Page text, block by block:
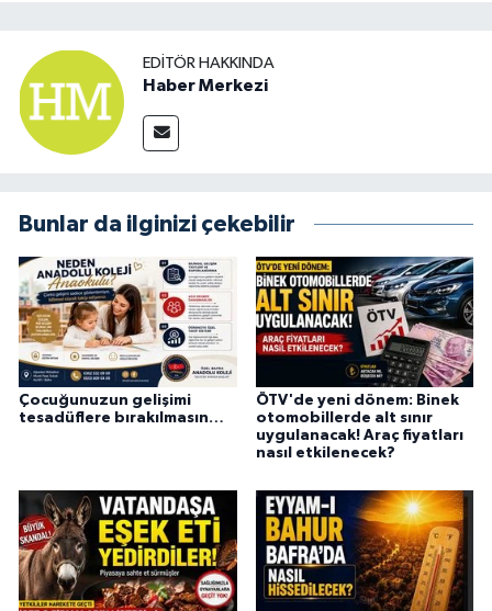
EDITÖR HAKKINDA
Haber Merkezi
Bunlar da ilginizi çekebilir
Çocuğunuzun gelişimi
tesadüflere bırakılmasın…
ÖTV'de yeni dönem: Binek
otomobillerde alt sınır
uygulanacak! Araç fiyatları
nasıl etkilenecek?